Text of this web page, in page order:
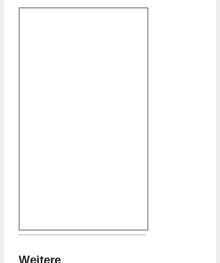
Weitere